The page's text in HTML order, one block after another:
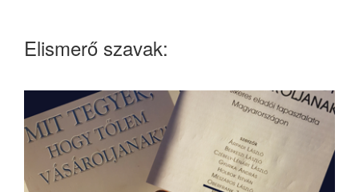
Elismerő szavak: